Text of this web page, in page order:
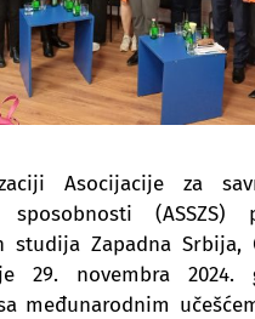
Asocijacije za
(ASSZS)
studija Zapadna Srbija,
29. novembra 2024.
međunarodnim